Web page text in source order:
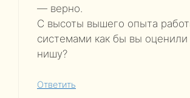
— верно.
С высоты вышего опыта
системами как бы вы оценили
нишу?
Ответить